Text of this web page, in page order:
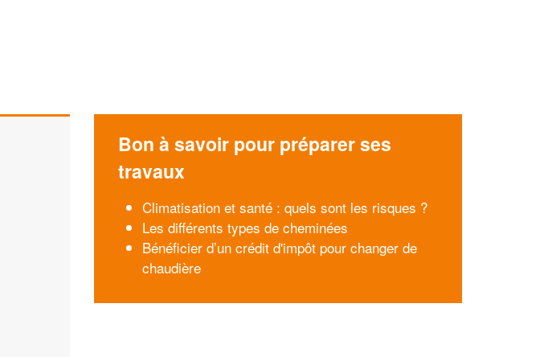
Bon à savoir pour préparer ses
travaux
Climatisation et santé : quels sont les risques ?
Les différents types de cheminées
Bénéficier d’un crédit d'impôt pour changer de
chaudière